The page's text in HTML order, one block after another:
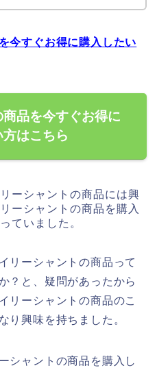
今すぐお得に購入したい
品を今すぐお得に
はこちら
ーシャントの商品には興
ーシャントの商品を購入
ていました。
リーシャントの商品って
？と、疑問があったから
リーシャントの商品のこ
り興味を持ちました。
シャントの商品を購入し